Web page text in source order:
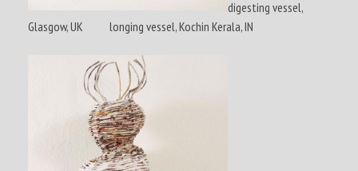
digesting vessel,
Glasgow, UK longing vessel, Kochin Kerala, IN